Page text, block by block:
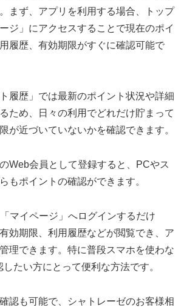
まず、アプリを利用する場合、トップ
ジ」にアクセスすることで現在のポイ
履歴、有効期限がすぐに確認可能で
履歴」では最新のポイント状況や詳細
ため、日々の利用でどれだけ貯まって
が近づいていないかを確認できます。
Web会員として登録すると、PCやス
もポイントの確認ができます。
マイページ」へログインするだけ
効期限、利用履歴などが閲覧でき、ア
理できます。特に普段スマホを使わな
たい方にとって便利な方法です。
認も可能で、シャトレーゼのお客様相